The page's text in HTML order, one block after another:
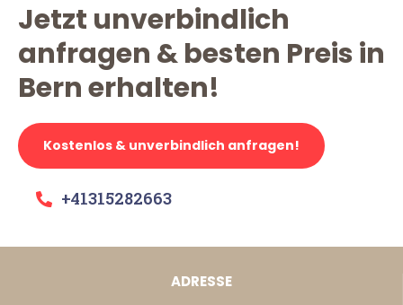
Jetzt unverbindlich
anfragen & besten Preis in
Bern erhalten!
Kostenlos & unverbindlich anfragen!
+41315282663
ADRESSE